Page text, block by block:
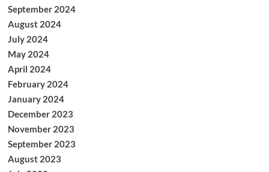
September 2024
August 2024
July 2024
May 2024
April 2024
February 2024
January 2024
December 2023
November 2023
September 2023
August 2023